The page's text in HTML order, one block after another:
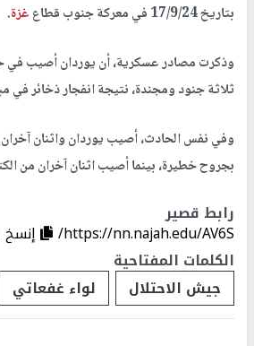
بتاريخ 17/9/24 في معركة جنوب قطاع
غزة.
وذكرت مصادر عسكرية، أن يوردان أصيب
ثلاثة جنود ومجندة، نتيجة انفجار ذخائر في
وفي نفس الحادث، أصيب يوردان واثنان
بجروح خطيرة، بينما أصيب اثنان آخران من
رابط قصير
https://nn.najah.edu/AV6S/
إنسخ
الكلمات المفتاحية
جيش الاحتلال
لواء غفعاتي